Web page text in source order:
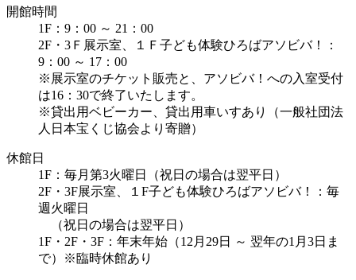
開館時間
1F：9：00 ～ 21：00
2F・3Ｆ展示室、１Ｆ子ども体験ひろばアソビバ！：
9：00 ～ 17：00
※展示室のチケット販売と、アソビバ！への入室受付
は16：30で終了いたします。
※貸出用ベビーカー、貸出用車いすあり（一般社団法
人日本宝くじ協会より寄贈）
休館日
1F：毎月第3火曜日（祝日の場合は翌平日）
2F・3F展示室、１F子ども体験ひろばアソビバ！：毎
週火曜日
（祝日の場合は翌平日）
1F・2F・3F：年末年始（12月29日 ～ 翌年の1月3日ま
で）※臨時休館あり